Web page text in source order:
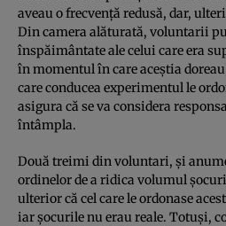
aveau o frecvenţă redusă, dar,
Din camera alăturată, voluntarii
înspăimântate ale celui care era
în momentul în care aceştia
care conducea experimentul le
asigura că se va considera
întâmpla.
Două treimi din voluntari, şi
ordinelor de a ridica volumul
ulterior că cel care le ordonase
iar şocurile nu erau reale. Totuşi,